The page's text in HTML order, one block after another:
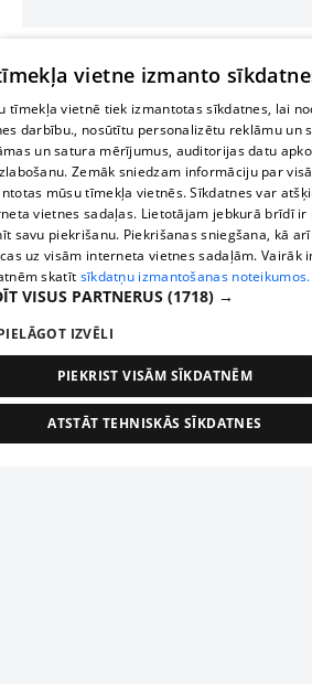
vietne izmanto
tīmekļa vietnē tiek izmantotas sīkdatnes, lai
darbību., nosūtītu personalizētu reklāmu un
un satura mērījumus, auditorijas datu
Zemāk sniedzam informāciju par
mūsu tīmekļa vietnēs. Sīkdatnes var
vietnes sadaļas. Lietotājam jebkurā brīdī
savu piekrišanu. Piekrišanas sniegšana, kā
uz visām interneta vietnes sadaļām.
skatīt sīkdatņu izmantošanas noteikumos.
VISUS PARTNERUS (1718) →
IZVĒLI
PIEKRIST VISĀM SĪKDATNĒM
ATSTĀT TEHNISKĀS SĪKDATNES